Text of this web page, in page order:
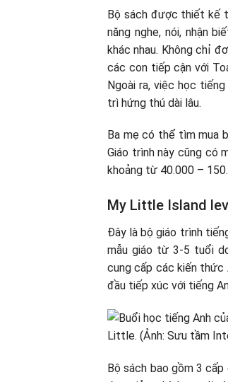
Bộ sách được thiết kế
năng nghe, nói, nhận
khác nhau. Không chỉ
các con tiếp cận với
Ngoài ra, việc học
trì hứng thú dài lâu.
Ba mẹ có thể tìm mua
Giáo trình này cũng có
khoảng từ 40.000 –
My Little Island
Đây là bộ giáo trình
mẫu giáo từ 3-5 tuổi
cung cấp các kiến thức
đầu tiếp xúc với tiếng
Bộ sách bao gồm 3